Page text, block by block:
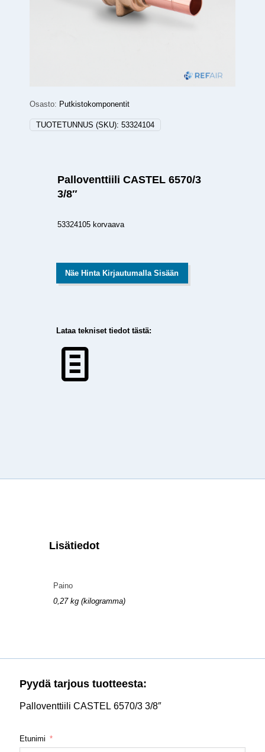
Osasto: Putkistokomponentit
TUOTETUNNUS (SKU): 53324104
Palloventtiili CASTEL 6570/3
3/8″
53324105 korvaava
Näe Hinta Kirjautumalla Sisään
Lataa tekniset tiedot tästä:
Lisätiedot
Paino
0,27 kg (kilogramma)
Pyydä tarjous tuotteesta:
Palloventtiili CASTEL 6570/3 3/8″
Etunimi